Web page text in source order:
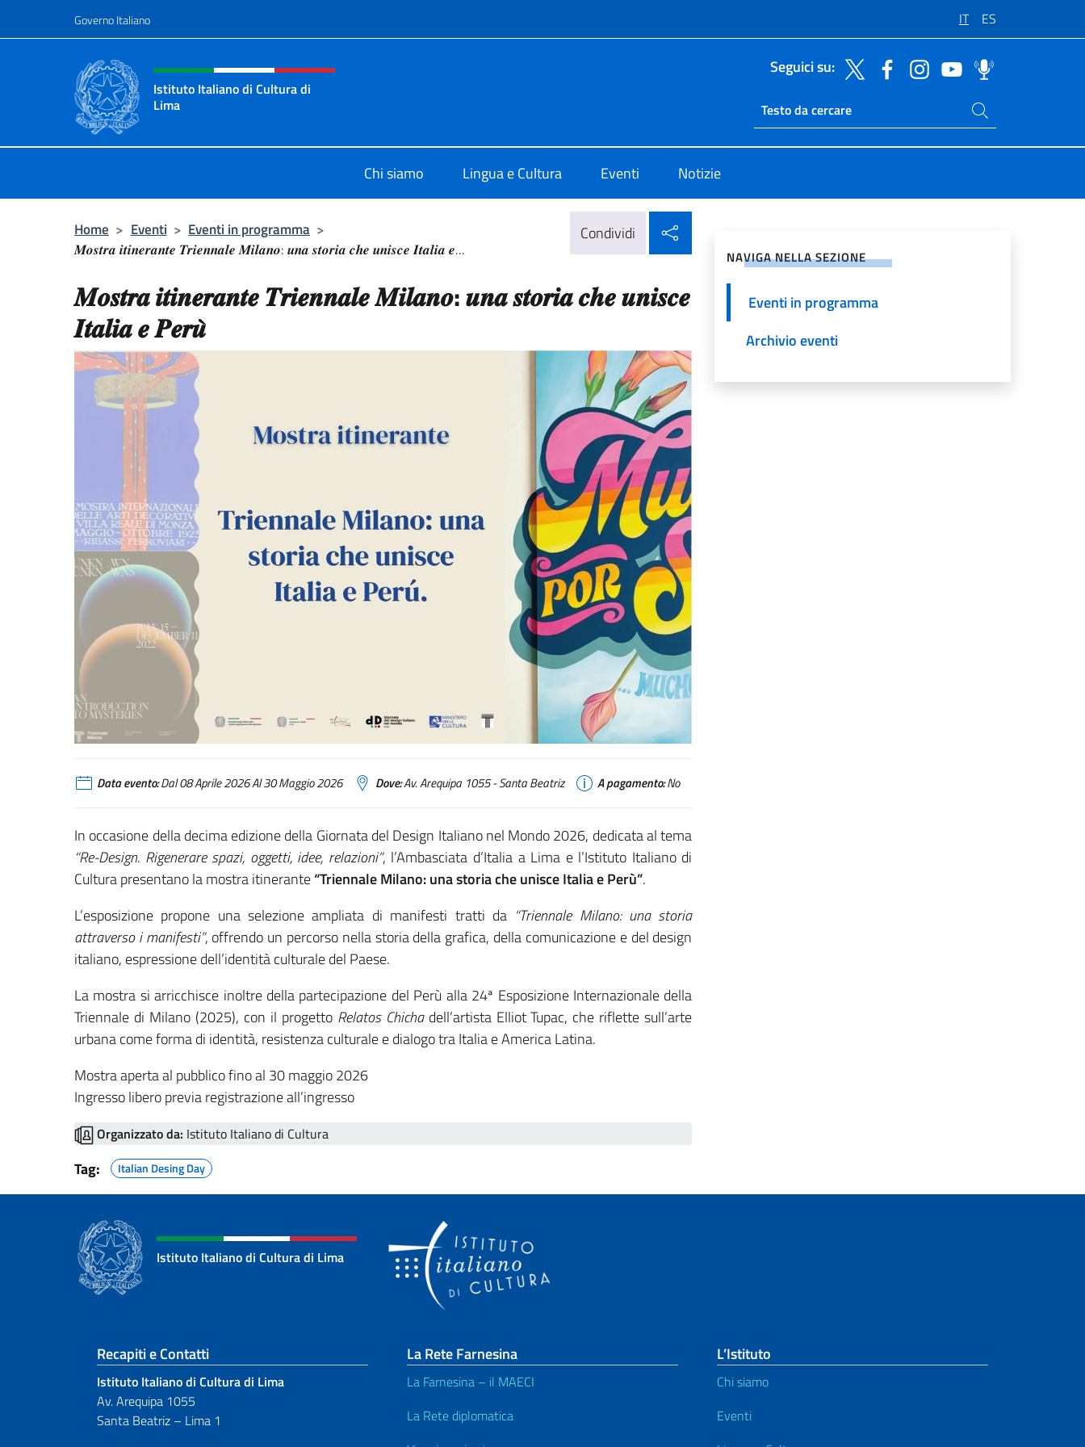
Governo Italiano IT ES
Intestazione sito, social e menù
Istituto Italiano di Cultura di
Lima
Seguici su:
Ricerca sito live
Cerca nel sito
Chi siamo Lingua e Cultura Eventi Notizie
Home > Eventi > Eventi in programma >
𝑴𝒐𝒔𝒕𝒓𝒂 𝒊𝒕𝒊𝒏𝒆𝒓𝒂𝒏𝒕𝒆 𝑻𝒓𝒊𝒆𝒏𝒏𝒂𝒍𝒆 𝑴𝒊𝒍𝒂𝒏𝒐: 𝒖𝒏𝒂 𝒔𝒕𝒐𝒓𝒊𝒂 𝒄𝒉𝒆 𝒖𝒏𝒊𝒔𝒄𝒆 𝑰𝒕𝒂𝒍𝒊𝒂 𝒆...
Condividi
𝑴𝒐𝒔𝒕𝒓𝒂 𝒊𝒕𝒊𝒏𝒆𝒓𝒂𝒏𝒕𝒆 𝑻𝒓𝒊𝒆𝒏𝒏𝒂𝒍𝒆 𝑴𝒊𝒍𝒂𝒏𝒐: 𝒖𝒏𝒂 𝒔𝒕𝒐𝒓𝒊𝒂 𝒄𝒉𝒆 𝒖𝒏𝒊𝒔𝒄𝒆
𝑰𝒕𝒂𝒍𝒊𝒂 𝒆 𝑷𝒆𝒓𝒖̀
Data evento:Dal 08 Aprile 2026 Al 30 Maggio 2026 Dove:Av. Arequipa 1055 - Santa Beatriz A pagamento:No
In occasione della decima edizione della Giornata del Design Italiano nel Mondo 2026, dedicata al tema
“Re-Design. Rigenerare spazi, oggetti, idee, relazioni”, l’Ambasciata d’Italia a Lima e l’Istituto Italiano di
Cultura presentano la mostra itinerante“Triennale Milano: una storia che unisce Italia e Perù”.
L’esposizione propone una selezione ampliata di manifesti tratti da “Triennale Milano: una storia
attraverso i manifesti”, offrendo un percorso nella storia della grafica, della comunicazione e del design
italiano, espressione dell’identità culturale del Paese.
La mostra si arricchisce inoltre della partecipazione del Perù alla 24ª Esposizione Internazionale della
Triennale di Milano (2025), con il progetto Relatos Chichadell’artista Elliot Tupac, che riflette sull’arte
urbana come forma di identità, resistenza culturale e dialogo tra Italia e America Latina.
Mostra aperta al pubblico fino al 30 maggio 2026
Ingresso libero previa registrazione all’ingresso
Organizzato da: Istituto Italiano di Cultura
Tag: Italian Desing Day
NAVIGA NELLA SEZIONE
Eventi in programma
Archivio eventi
Istituto Italiano di Cultura di Lima
Sezione footer
Recapiti e Contatti
Istituto Italiano di Cultura di Lima
Av. Arequipa 1055
Santa Beatriz – Lima 1
La Rete Farnesina
La Farnesina – il MAECI
La Rete diplomatica
L’Istituto
Chi siamo
Eventi